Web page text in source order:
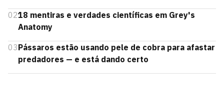
0218 mentiras e verdades científicas em Grey's
Anatomy
03Pássaros estão usando pele de cobra para afastar
predadores — e está dando certo